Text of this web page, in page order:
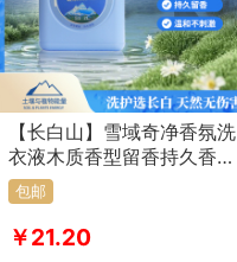
【长白山】雪域奇净香氛洗
衣液木质香型留香持久香氛
洗衣液
包邮
￥21.20